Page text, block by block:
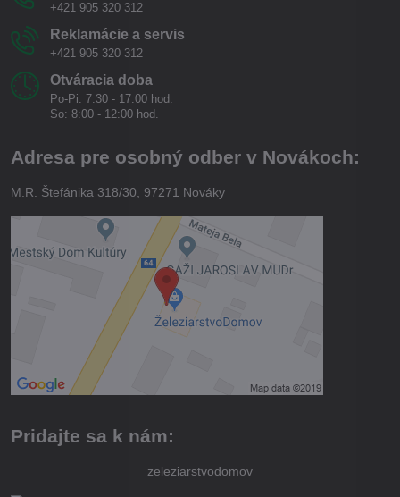
+421 905 320 312
Reklamácie a servis
+421 905 320 312
Otváracia doba
Po-Pi: 7:30 - 17:00 hod.
So: 8:00 - 12:00 hod.
Adresa pre osobný odber v Novákoch:
M.R. Štefánika 318/30, 97271 Nováky
Pridajte sa k nám:
zeleziarstvodomov